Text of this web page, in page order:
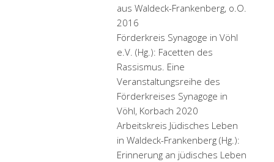
aus Waldeck-Frankenberg, o.O.
2016
Förderkreis Synagoge in Vöhl
e.V. (Hg.): Facetten des
Rassismus. Eine
Veranstaltungsreihe des
Förderkreises Synagoge in
Vöhl, Korbach 2020
Arbeitskreis Jüdisches Leben
in Waldeck-Frankenberg (Hg.):
Erinnerung an jüdisches Leben